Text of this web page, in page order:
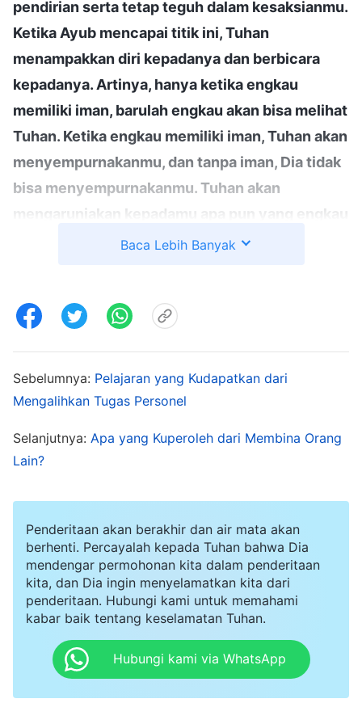
pendirian serta tetap teguh dalam kesaksianmu.
Ketika Ayub mencapai titik ini, Tuhan
menampakkan diri kepadanya dan berbicara
kepadanya. Artinya, hanya ketika engkau
memiliki iman, barulah engkau akan bisa melihat
Tuhan. Ketika engkau memiliki iman, Tuhan akan
menyempurnakanmu, dan tanpa iman, Dia tidak
bisa menyempurnakanmu. Tuhan akan
mengaruniakan kepadamu apa pun yang engkau
harapkan untuk dapatkan. Jika engkau tidak
perbuatan Tuhan, apalagi kemahakuasaan-Nya.
Tuhan akan menampakkan diri kepadamu dan
dalam batinmu. Tanpa iman itu, Tuhan tidak bisa
melakukan hal itu. Jika engkau sudah
kehilangan harapan kepada Tuhan, bagaimana
engkau akan bisa mengalami pekerjaan-Nya?
Karena itu, hanya jika engkau memiliki iman dan
tidak memendam keraguan terhadap Tuhan,
hanya jika engkau memiliki iman yang sejati
kepada-Nya apa pun yang Dia lakukan, Dia akan
menerangi dan mencerahkanmu melalui
pengalamanmu, dan hanya setelah itulah
Baca Lebih Banyak
Sebelumnya: Pelajaran yang Kudapatkan dari
Mengalihkan Tugas Personel
Selanjutnya: Apa yang Kuperoleh dari Membina Orang
Lain?
Penderitaan akan berakhir dan air mata akan
berhenti. Percayalah kepada Tuhan bahwa Dia
mendengar permohonan kita dalam penderitaan
kita, dan Dia ingin menyelamatkan kita dari
penderitaan. Hubungi kami untuk memahami
kabar baik tentang keselamatan Tuhan.
Hubungi kami via WhatsApp